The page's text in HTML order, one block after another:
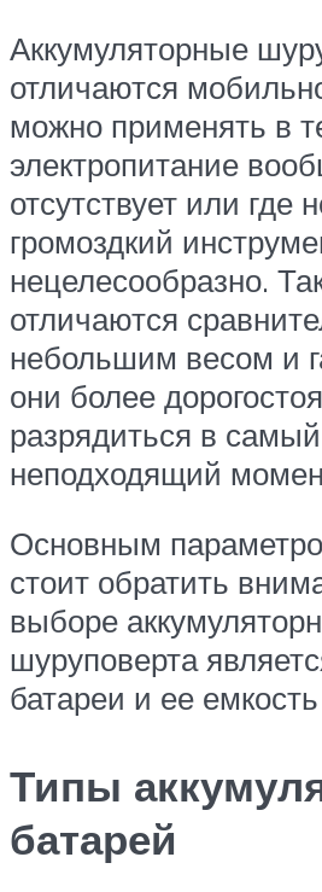
Аккумуляторные
отличаются
можно применять в
электропитание
отсутствует или где
громоздкий
нецелесообразно.
отличаются
небольшим весом и
они более
разрядиться в самый
неподходящий
Основным
стоит обратить
выборе
шуруповерта
батареи и ее емкость
Типы
батарей